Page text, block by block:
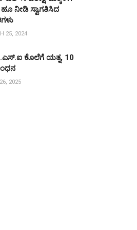
ನೀಡಿ ಸ್ವಾಗತಿಸಿದ
25, 2024
ಕೊಲೆಗೆ ಯತ್ನ, 10
2025